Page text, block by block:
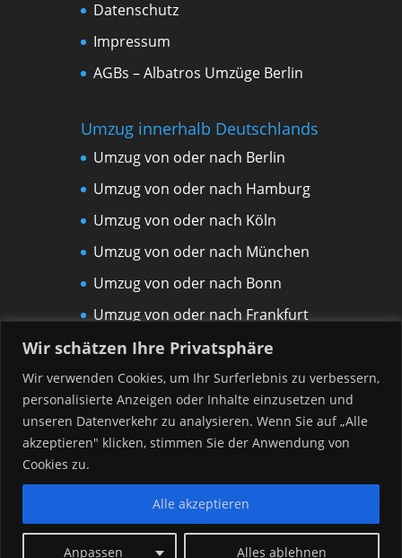
Wir schätzen Ihre Privatsphäre
Wir verwenden Cookies, um Ihr Surferlebnis zu verbessern,
personalisierte Anzeigen oder Inhalte einzusetzen und
unseren Datenverkehr zu analysieren. Wenn Sie auf „Alle
akzeptieren" klicken, stimmen Sie der Anwendung von
Cookies zu.
Anpassen Alles ablehnen
Alle akzeptieren
Datenschutz
Impressum
AGBs – Albatros Umzüge Berlin
Umzug innerhalb Deutschlands
Umzug von oder nach Berlin
Umzug von oder nach Hamburg
Umzug von oder nach Köln
Umzug von oder nach München
Umzug von oder nach Bonn
Umzug von oder nach Frankfurt
am Main
Umzug von oder nach Leipzig
Umzug von oder nach Rostock
Umzug von oder nach Düsseldorf